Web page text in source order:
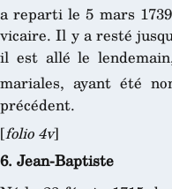
a reparti le 5 mars
vicaire. Il y a resté
il est allé le
mariales, ayant été
précédent.
[folio 4v]
6. Jean-Baptiste